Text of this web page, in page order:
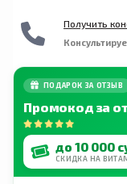
Получить
ПОДАРОК ЗА ОТЗЫВ
Промокод за
до 10 000
СКИДКА НА